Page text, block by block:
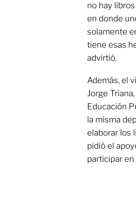
no hay
en donde
solamente
tiene esas
advirtió.
Además, el
Jorge
Educación
la misma
elaborar los
pidió el
participar